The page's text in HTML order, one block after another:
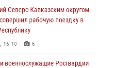
– герой выпуска «Легенды
Маршалом»
12:00
и ветераны военной
Северо-Кавказским округом
рабочую поездку в
16:10 6
военнослужащие Росгвардии